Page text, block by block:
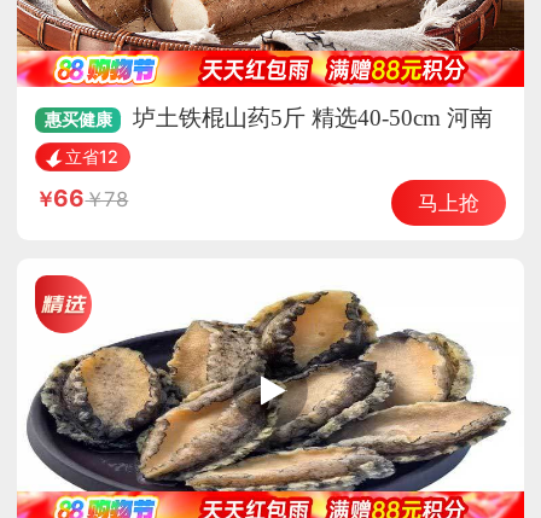
惠买健康
垆土铁棍山药5斤 精选40-50cm 河南
焦作特产 怀山药产地直发
立省12
66 78 马上抢